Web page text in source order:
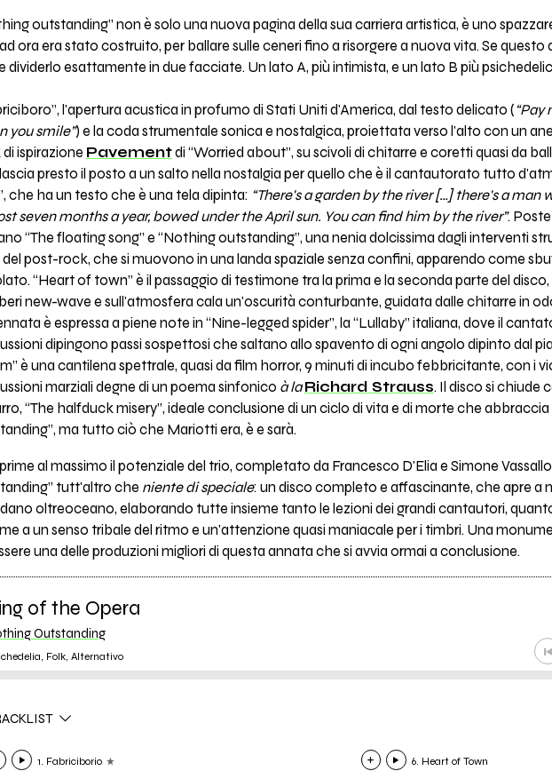
outstanding” non è solo una nuova pagina della sua carriera artistica, è uno
ora era stato costruito, per ballare sulle ceneri fino a risorgere a nuova vita. Se questo
dividerlo esattamente in due facciate. Un lato A, più intimista, e un lato B più
l'apertura acustica in profumo di Stati Uniti d'America, dal testo delicato (“Pay
you smile”) e la coda strumentale sonica e nostalgica, proiettata verso l'alto con un
ispirazione Pavementdi “Worried about”, su scivoli di chitarre e coretti quasi da
presto il posto a un salto nella nostalgia per quello che è il cantautorato tutto
che ha un testo che è una tela dipinta: “There's a garden by the river […] there's a man
seven months a year, bowed under the April sun. You can find him by the river”.
“The floating song” e “Nothing outstanding”, una nenia dolcissima dagli interventi
del post-rock, che si muovono in una landa spaziale senza confini, apparendo come
“Heart of town” è il passaggio di testimone tra la prima e la seconda parte del
new-wave e sull'atmosfera cala un'oscurità conturbante, guidata dalle chitarre in
è espressa a piene note in “Nine-legged spider”, la “Lullaby” italiana, dove il
dipingono passi sospettosi che saltano allo spavento di ogni angolo dipinto dal
è una cantilena spettrale, quasi da film horror, 9 minuti di incubo febbricitante, con i
marziali degne di un poema sinfonico à la Richard Strauss. Il disco si chiude
“The halfduck misery”, ideale conclusione di un ciclo di vita e di morte che
ma tutto ciò che Mariotti era, è e sarà.
al massimo il potenziale del trio, completato da Francesco D'Elia e Simone
tutt'altro che niente di speciale: un disco completo e affascinante, che apre a
oltreoceano, elaborando tutte insieme tanto le lezioni dei grandi cantautori,
a un senso tribale del ritmo e un'attenzione quasi maniacale per i timbri. Una
una delle produzioni migliori di questa annata che si avvia ormai a conclusione.
of the Opera
Outstanding
Folk, Alternativo
1. Fabriciborio 6. Heart of Town